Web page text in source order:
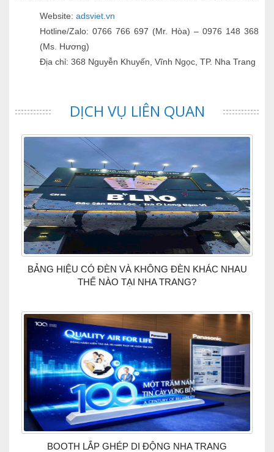
Website: adsviet.vn
Hotline/Zalo: 0766 766 697 (Mr. Hòa) – 0976 148 368
(Ms. Hương)
Địa chỉ: 368 Nguyễn Khuyến, Vĩnh Ngọc, TP. Nha Trang
DỊCH VỤ LIÊN QUAN
BẢNG HIỆU CÓ ĐÈN VÀ KHÔNG ĐÈN KHÁC NHAU
THẾ NÀO TẠI NHA TRANG?
BOOTH LẮP GHÉP DI ĐỘNG NHA TRANG